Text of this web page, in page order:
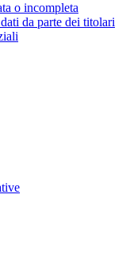
o incompleta
da parte dei titolari